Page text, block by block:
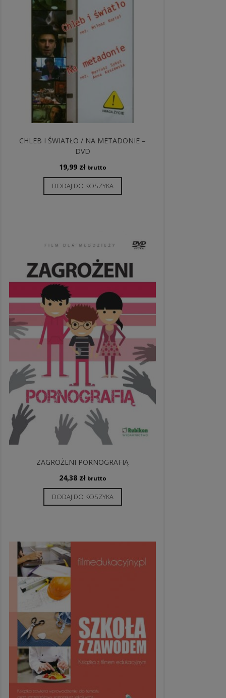
CHLEB I ŚWIATŁO / NA METADONIE –
DVD
19,99 zł brutto
DODAJ DO KOSZYKA
ZAGROŻENI PORNOGRAFIĄ
24,38 zł brutto
DODAJ DO KOSZYKA